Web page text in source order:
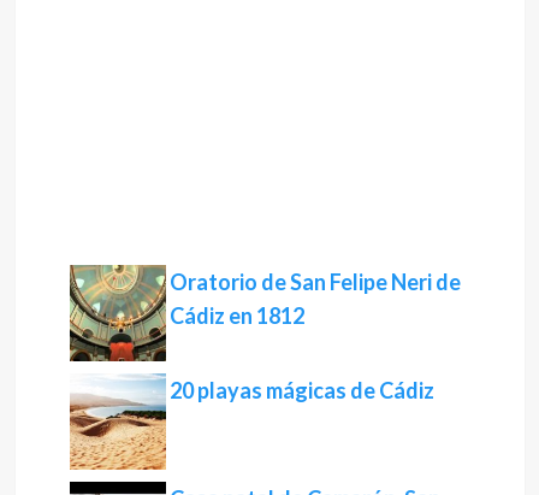
Oratorio de San Felipe Neri de
Cádiz en 1812
20 playas mágicas de Cádiz